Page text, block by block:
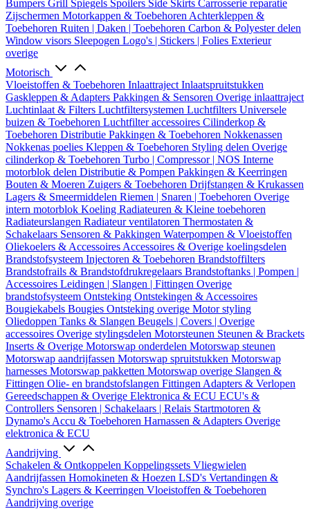
Bumpers Grill Spiegels Spoilers Side Skirts Carrosserie reparatie
Zijschermen Motorkappen & Toebehoren Achterkleppen &
Toebehoren Ruiten | Daken | Toebehoren Carbon & Polyester delen
Window visors Sleepogen Logo's | Stickers | Folies Exterieur
overige
Motorisch
Vloeistoffen & Toebehoren Inlaattraject Inlaatspruitstukken
Gaskleppen & Adapters Pakkingen & Sensoren Overige inlaattraject
Luchtinlaat & Filters Luchtfiltersystemen Luchtfilters Universele
buizen & Toebehoren Luchtfilter accessoires Cilinderkop &
Toebehoren Distributie Pakkingen & Toebehoren Nokkenassen
Nokkenas poelies Kleppen & Toebehoren Styling delen Overige
cilinderkop & Toebehoren Turbo | Compressor | NOS Interne
motorblok delen Distributie & Pompen Pakkingen & Keerringen
Bouten & Moeren Zuigers & Toebehoren Drijfstangen & Krukassen
Lagers & Smeermiddelen Riemen | Snaren | Toebehoren Overige
intern motorblok Koeling Radiateuren & Kleine toebehoren
Radiateurslangen Radiateur ventilatoren Thermostaten &
Schakelaars Sensoren & Pakkingen Waterpompen & Vloeistoffen
Oliekoelers & Accessoires Accessoires & Overige koelingsdelen
Brandstofsysteem Injectoren & Toebehoren Brandstoffilters
Brandstofrails & Brandstofdrukregelaars Brandstoftanks | Pompen |
Accessoires Leidingen | Slangen | Fittingen Overige
brandstofsysteem Ontsteking Ontstekingen & Accessoires
Bougiekabels Bougies Ontsteking overige Motor styling
Oliedoppen Tanks & Slangen Beugels | Covers | Overige
accessoires Overige stylingsdelen Motorsteunen Steunen & Brackets
Inserts & Overige Motorswap onderdelen Motorswap steunen
Motorswap aandrijfassen Motorswap spruitstukken Motorswap
harnesses Motorswap pakketten Motorswap overige Slangen &
Fittingen Olie- en brandstofslangen Fittingen Adapters & Verlopen
Gereedschappen & Overige Elektronica & ECU ECU's &
Controllers Sensoren | Schakelaars | Relais Startmotoren &
Dynamo's Accu & Toebehoren Harnassen & Adapters Overige
elektronica & ECU
Aandrijving
Schakelen & Ontkoppelen Koppelingssets Vliegwielen
Aandrijfassen Homokineten & Hoezen LSD's Vertandingen &
Synchro's Lagers & Keerringen Vloeistoffen & Toebehoren
Aandrijving overige